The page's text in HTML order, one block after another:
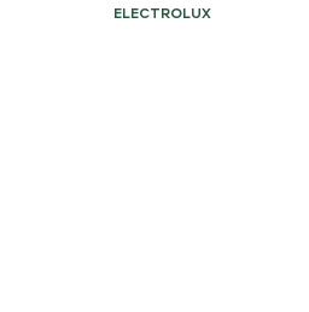
ELECTROLUX